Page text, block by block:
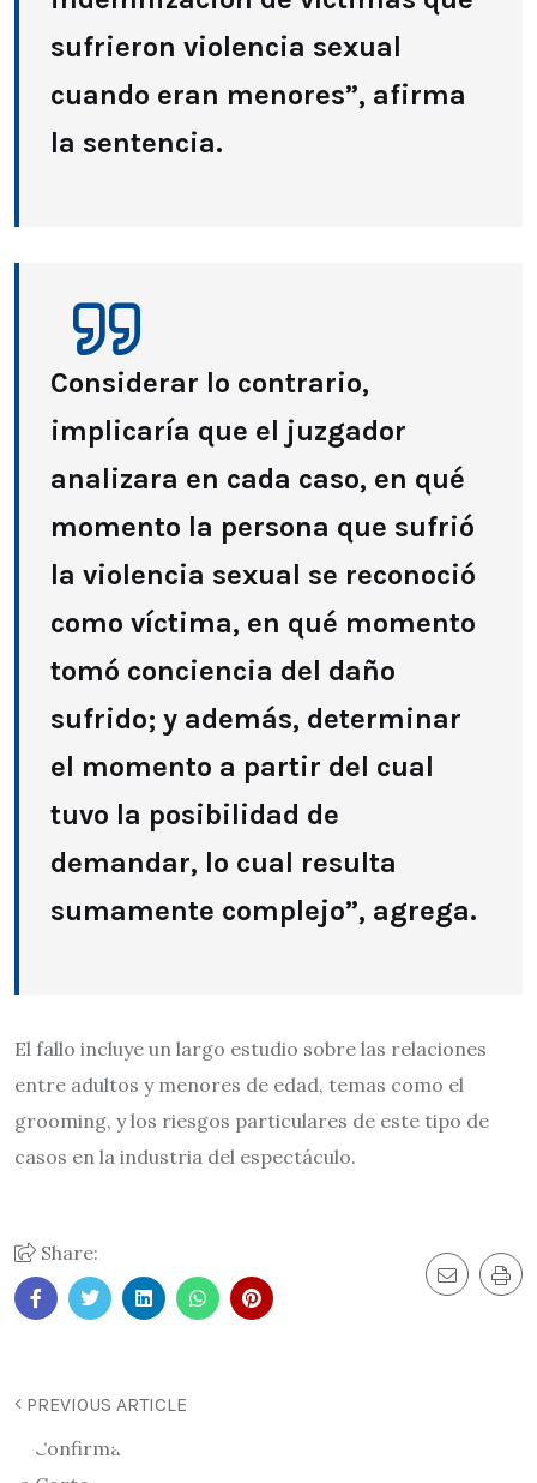
sufrieron violencia sexual
cuando eran menores”, afirma
la sentencia.
Considerar lo contrario,
implicaría que el juzgador
analizara en cada caso, en qué
momento la persona que sufrió
la violencia sexual se reconoció
como víctima, en qué momento
tomó conciencia del daño
sufrido; y además, determinar
el momento a partir del cual
tuvo la posibilidad de
demandar, lo cual resulta
sumamente complejo”, agrega.
El fallo incluye un largo estudio sobre las relaciones
entre adultos y menores de edad, temas como el
grooming, y los riesgos particulares de este tipo de
casos en la industria del espectáculo.
Share:
PREVIOUS ARTICLE